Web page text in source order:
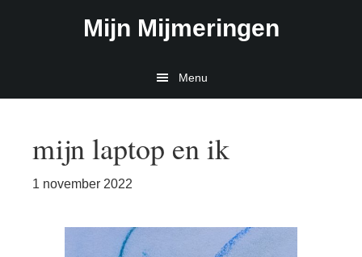
Mijn Mijmeringen
Menu
mijn laptop en ik
1 november 2022